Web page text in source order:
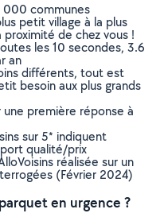
000 communes
petit village à la plus
de chez vous !
les 10 secondes, 3.6
an
différents, tout est
besoin aux plus grands
première réponse à
sur 5* indiquent
qualité/prix
réalisée sur un
(Février 2024)
en urgence ?